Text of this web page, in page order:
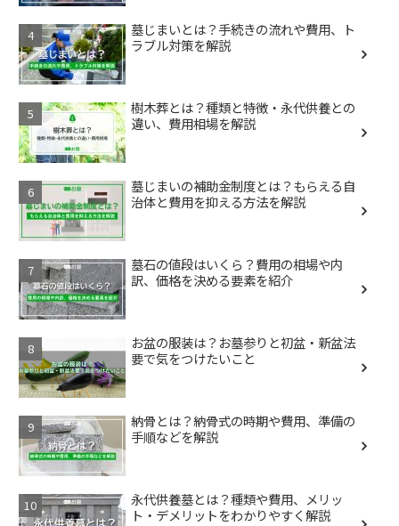
墓じまいとは？手続きの流れや費用、ト
ラブル対策を解説
樹木葬とは？種類と特徴・永代供養との
違い、費用相場を解説
墓じまいの補助金制度とは？もらえる自
治体と費用を抑える方法を解説
墓石の値段はいくら？費用の相場や内
訳、価格を決める要素を紹介
お盆の服装は？お墓参りと初盆・新盆法
要で気をつけたいこと
納骨とは？納骨式の時期や費用、準備の
手順などを解説
永代供養墓とは？種類や費用、メリッ
ト・デメリットをわかりやすく解説